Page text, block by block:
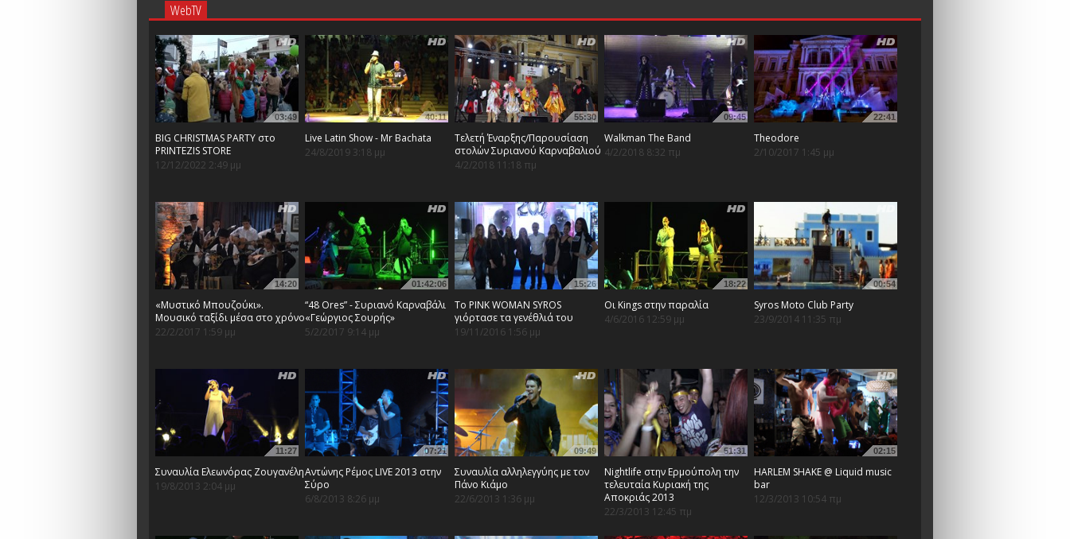
WebTV
03:49
BIG CHRISTMAS PARTY στο
PRINTEZIS STORE
12/12/2022 2:49 μμ
40:11
Live Latin Show - Mr Bachata
24/8/2019 3:18 μμ
55:30
Τελετή Έναρξης/Παρουσίαση
στολών Συριανού Καρναβαλιού
4/2/2018 11:18 πμ
09:45
Walkman The Band
4/2/2018 8:32 πμ
22:41
Theodore
2/10/2017 1:45 μμ
14:20
«Μυστικό Μπουζούκι».
Μουσικό ταξίδι μέσα στο χρόνο
22/2/2017 1:59 μμ
01:42:06
“48 Ores” - Συριανό Καρναβάλι
«Γεώργιος Σουρής»
5/2/2017 9:14 μμ
15:26
Το PINK WOMAN SYROS
γιόρτασε τα γενέθλιά του
19/11/2016 1:56 μμ
18:22
Οι Kings στην παραλία
4/6/2016 12:59 μμ
00:54
Syros Moto Club Party
23/9/2014 11:35 πμ
11:27
Συναυλία Ελεωνόρας Ζουγανέλη
19/8/2013 2:04 μμ
07:21
Αντώνης Ρέμος LIVE 2013 στην
Σύρο
6/8/2013 8:26 μμ
09:49
Συναυλία αλληλεγγύης με τον
Πάνο Κιάμο
22/6/2013 1:36 μμ
51:31
Nightlife στην Ερμούπολη την
τελευταία Κυριακή της
Αποκριάς 2013
22/3/2013 12:45 πμ
02:15
HARLEM SHAKE @ Liquid music
bar
12/3/2013 10:54 πμ